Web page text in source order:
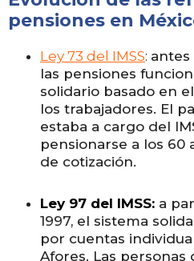
pensiones en
Ley 73 del IMSS: antes
las pensiones
solidario basado en
los trabajadores. El
estaba a cargo del
pensionarse a los 60
de cotización.
Ley 97 del IMSS: a
1997, el sistema
por cuentas
Afores. Las personas